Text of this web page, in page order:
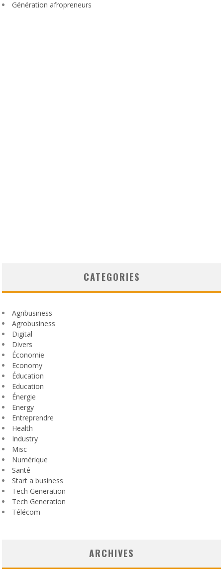
Génération afropreneurs
CATEGORIES
Agribusiness
Agrobusiness
Digital
Divers
Économie
Economy
Éducation
Education
Énergie
Energy
Entreprendre
Health
Industry
Misc
Numérique
Santé
Start a business
Tech Generation
Tech Generation
Télécom
ARCHIVES